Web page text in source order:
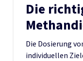
Die
Die Dosierung
individuellen